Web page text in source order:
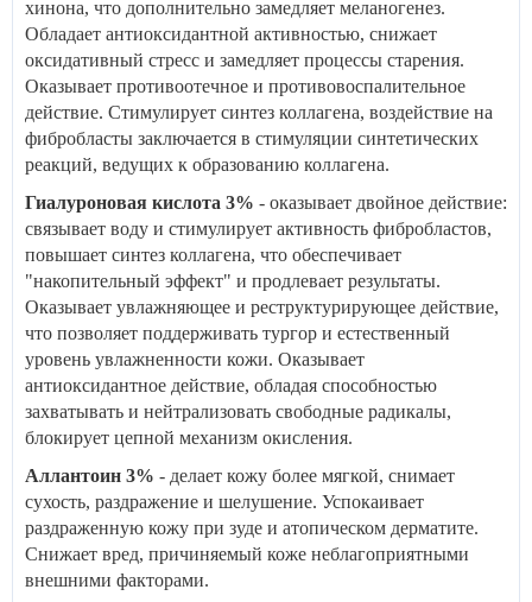
хинона, что дополнительно замедляет меланогенез.
Обладает антиоксидантной активностью, снижает
оксидативный стресс и замедляет процессы старения.
Оказывает противоотечное и противовоспалительное
действие. Стимулирует синтез коллагена, воздействие на
фибробласты заключается в стимуляции синтетических
реакций, ведущих к образованию коллагена.
Гиалуроновая кислота 3% - оказывает двойное действие:
связывает воду и стимулирует активность фибробластов,
повышает синтез коллагена, что обеспечивает
"накопительный эффект" и продлевает результаты.
Оказывает увлажняющее и реструктурирующее действие,
что позволяет поддерживать тургор и естественный
уровень увлажненности кожи. Оказывает
антиоксидантное действие, обладая способностью
захватывать и нейтрализовать свободные радикалы,
блокирует цепной механизм окисления.
Аллантоин 3% - делает кожу более мягкой, снимает
сухость, раздражение и шелушение. Успокаивает
раздраженную кожу при зуде и атопическом дерматите.
Снижает вред, причиняемый коже неблагоприятными
внешними факторами.